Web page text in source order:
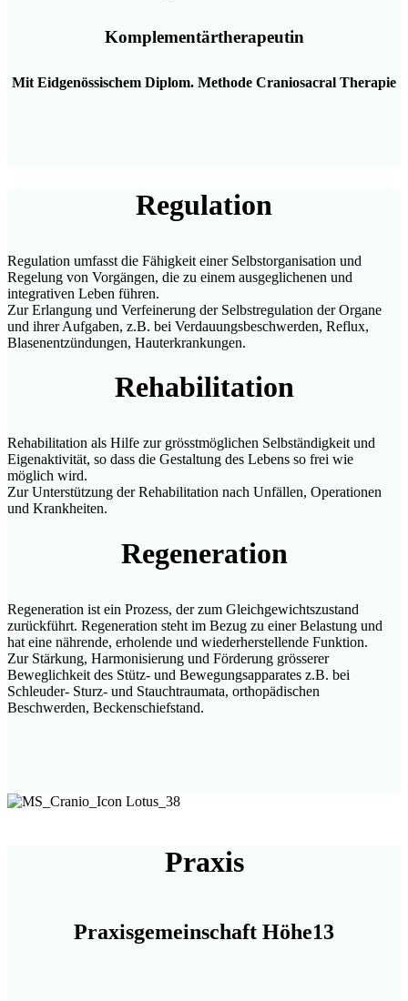
Komplementärtherapeutin
Mit Eidgenössischem Diplom. Methode Craniosacral Therapie
Regulation
Regulation umfasst die Fähigkeit einer Selbstorganisation und
Regelung von Vorgängen, die zu einem ausgeglichenen und
integrativen Leben führen.
Zur Erlangung und Verfeinerung der Selbstregulation der Organe
und ihrer Aufgaben, z.B. bei Verdauungsbeschwerden, Reflux,
Blasenentzündungen, Hauterkrankungen.
Rehabilitation
Rehabilitation als Hilfe zur grösstmöglichen Selbständigkeit und
Eigenaktivität, so dass die Gestaltung des Lebens so frei wie
möglich wird.
Zur Unterstützung der Rehabilitation nach Unfällen, Operationen
und Krankheiten.
Regeneration
Regeneration ist ein Prozess, der zum Gleichgewichtszustand
zurückführt. Regeneration steht im Bezug zu einer Belastung und
hat eine nährende, erholende und wiederherstellende Funktion.
Zur Stärkung, Harmonisierung und Förderung grösserer
Beweglichkeit des Stütz- und Bewegungsapparates z.B. bei
Schleuder- Sturz- und Stauchtraumata, orthopädischen
Beschwerden, Beckenschiefstand.
Praxis
Praxisgemeinschaft Höhe13